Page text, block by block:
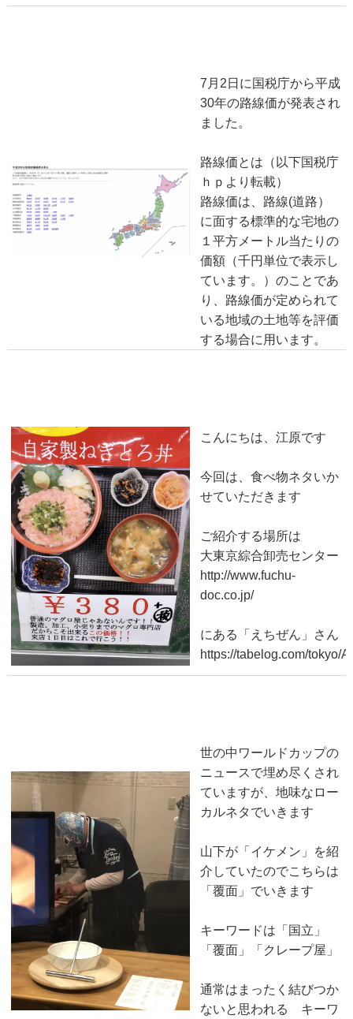
7月2日に国税庁から平成
30年の路線価が発表され
ました。
路線価とは（以下国税庁
ｈｐより転載）
路線価は、路線(道路）
に面する標準的な宅地の
１平方メートル当たりの
価額（千円単位で表示し
ています。）のことであ
り、路線価が定められて
いる地域の土地等を評価
する場合に用います。
こんにちは、江原です
今回は、食べ物ネタいか
せていただきます
ご紹介する場所は
大東京綜合卸売センター
http://www.fuchu-
doc.co.jp/
にある「えちぜん」さん
https://tabelog.com/tokyo/
世の中ワールドカップの
ニュースで埋め尽くされ
ていますが、地味なロー
カルネタでいきます
山下が「イケメン」を紹
介していたのでこちらは
「覆面」でいきます
キーワードは「国立」
「覆面」「クレープ屋」
通常はまったく結びつか
ないと思われる キーワ